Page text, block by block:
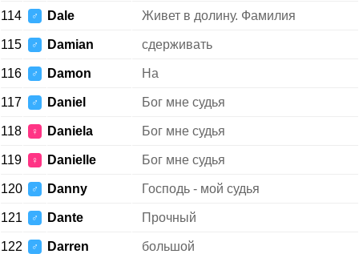
114 ♂ Dale Живет в долину. Фамилия
115 ♂ Damian сдерживать
116 ♂ Damon На
117 ♂ Daniel Бог мне судья
118 ♀ Daniela Бог мне судья
119 ♀ Danielle Бог мне судья
120 ♂ Danny Господь - мой судья
121 ♂ Dante Прочный
122 ♂ Darren большой